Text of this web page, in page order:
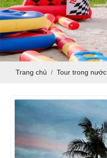
Trang chủ Tour trong nước